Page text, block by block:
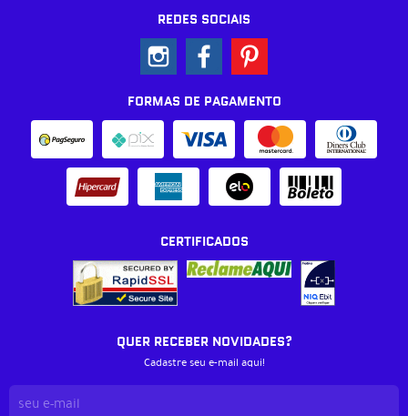
REDES SOCIAIS
FORMAS DE PAGAMENTO
CERTIFICADOS
QUER RECEBER NOVIDADES?
Cadastre seu e-mail aqui!